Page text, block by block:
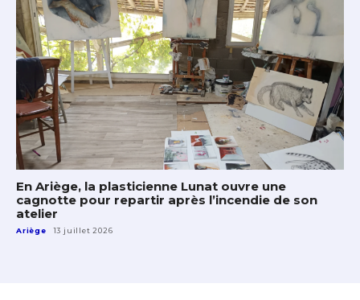
En Ariège, la plasticienne Lunat ouvre une
cagnotte pour repartir après l’incendie de son
atelier
Ariège 13 juillet 2026